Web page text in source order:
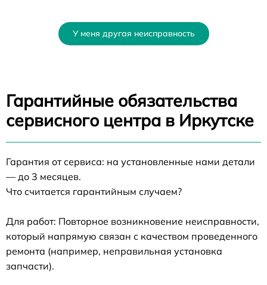
У меня другая неисправность
Гарантийные обязательства
сервисного центра в Иркутске
Гарантия от сервиса: на установленные нами детали
— до 3 месяцев.
Что считается гарантийным случаем?
Для работ: Повторное возникновение неисправности,
который напрямую связан с качеством проведенного
ремонта (например, неправильная установка
запчасти).